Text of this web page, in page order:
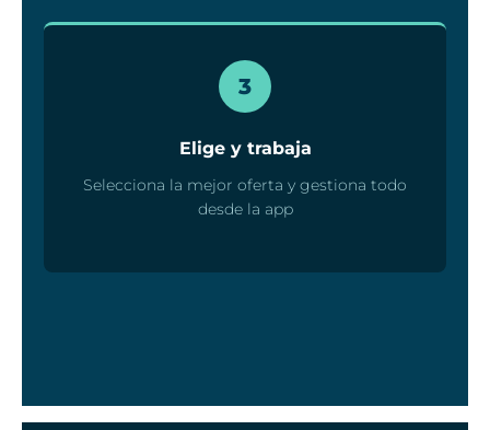
3
Elige y trabaja
Selecciona la mejor oferta y gestiona todo
desde la app